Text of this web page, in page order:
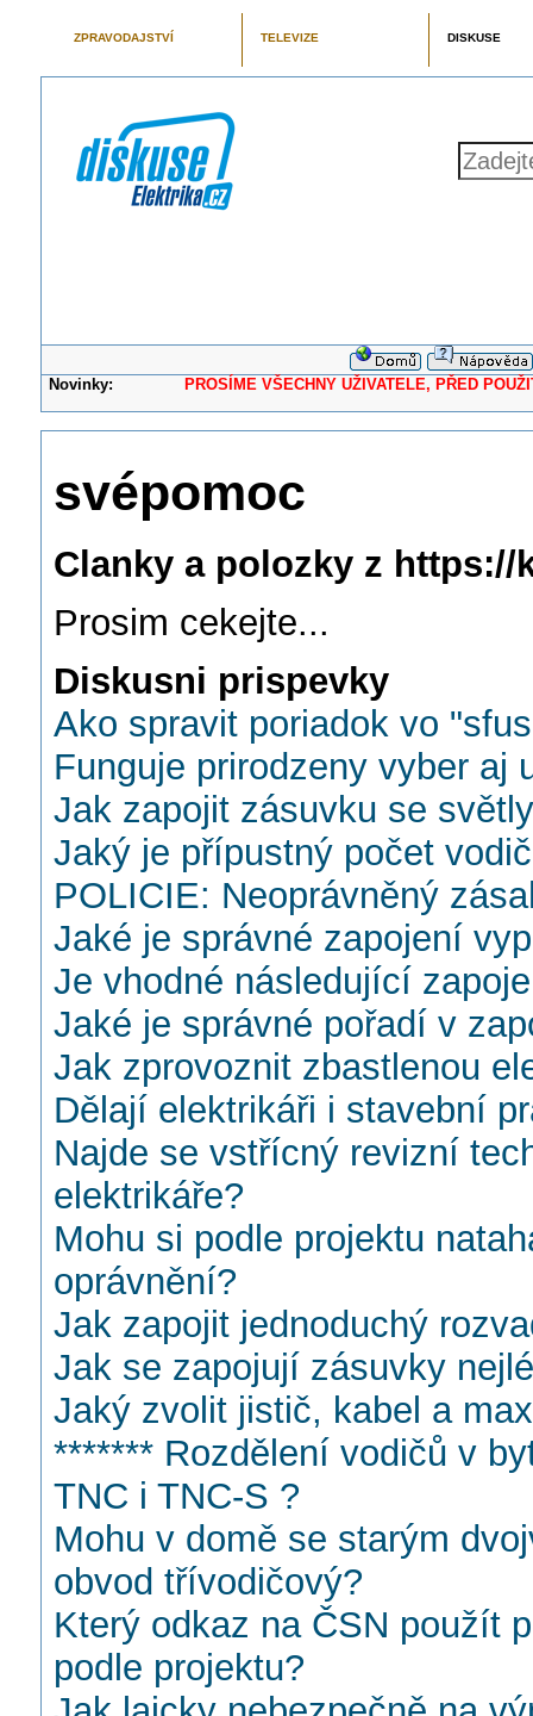
ZPRAVODAJSTVÍ TELEVIZE DISKUSE
Novinky: PROSÍME VŠECHNY UŽIVATELE, PŘED
svépomoc
Clanky a polozky z
Prosim cekejte...
Diskusni prispevky
Ako spravit poriadok vo
Funguje prirodzeny vyber aj
Jak zapojit zásuvku se
Jaký je přípustný počet
POLICIE: Neoprávněný
Jaké je správné zapojení
Je vhodné následující
Jaké je správné pořadí v
Jak zprovoznit zbastlenou
Dělají elektrikáři i stavební
Najde se vstřícný revizní
elektrikáře?
Mohu si podle projektu
oprávnění?
Jak zapojit jednoduchý
Jak se zapojují zásuvky
Jaký zvolit jistič, kabel a
******* Rozdělení vodičů v
TNC i TNC-S ?
Mohu v domě se starým
obvod třívodičový?
Který odkaz na ČSN použít
podle projektu?